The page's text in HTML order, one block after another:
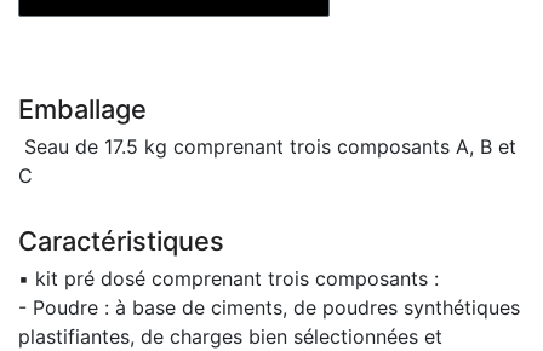
Emballage
Seau de 17.5 kg comprenant trois composants A, B et
C
Caractéristiques
▪ kit pré dosé comprenant trois composants :
- Poudre : à base de ciments, de poudres synthétiques
plastifiantes, de charges bien sélectionnées et